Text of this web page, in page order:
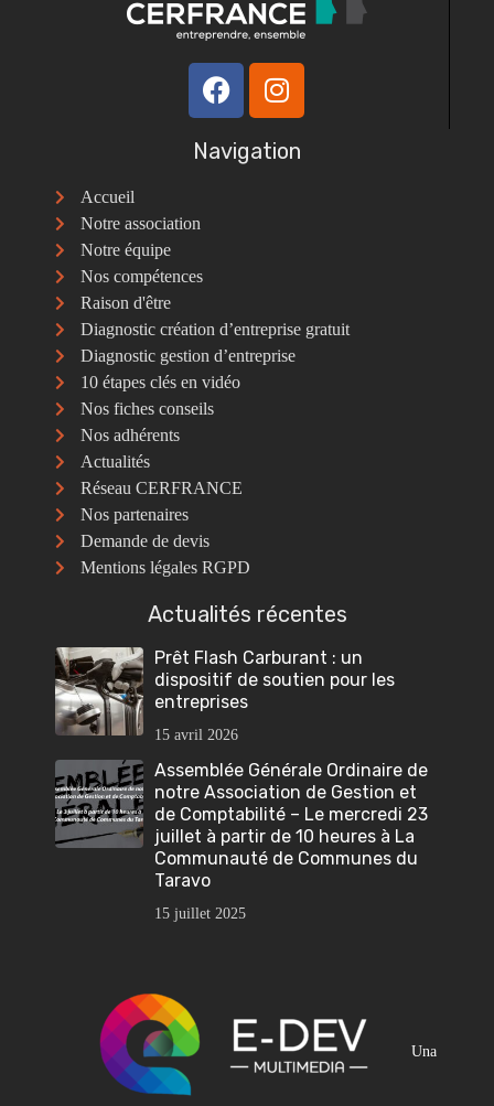
Navigation
Accueil
Notre association
Notre équipe
Nos compétences
Raison d'être
Diagnostic création d’entreprise gratuit
Diagnostic gestion d’entreprise
10 étapes clés en vidéo
Nos fiches conseils
Nos adhérents
Actualités
Réseau CERFRANCE
Nos partenaires
Demande de devis
Mentions légales RGPD
Actualités récentes
Prêt Flash Carburant : un
dispositif de soutien pour les
entreprises
15 avril 2026
Assemblée Générale Ordinaire de
notre Association de Gestion et
de Comptabilité – Le mercredi 23
juillet à partir de 10 heures à La
Communauté de Communes du
Taravo
15 juillet 2025
Una